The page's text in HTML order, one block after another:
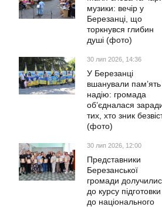
музики: вечір у
Березанці, що
торкнувся глибин
душі (фото)
30 лип 2026, 14:36
У Березанці
вшанували пам’ять
надію: громада
об’єдналася
тих, хто зник
(фото)
30 лип 2026, 12:00
Представники
Березанської
громади
до курсу підготовки
до національного